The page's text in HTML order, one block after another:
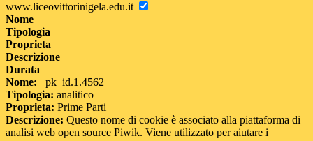
www.liceovittorinigela.edu.it
Nome
Tipologia
Proprieta
Descrizione
Durata
Nome: _pk_id.1.4562
Tipologia: analitico
Proprieta: Prime Parti
Descrizione: Questo nome di cookie è associato alla piattaforma di
analisi web open source Piwik. Viene utilizzato per aiutare i